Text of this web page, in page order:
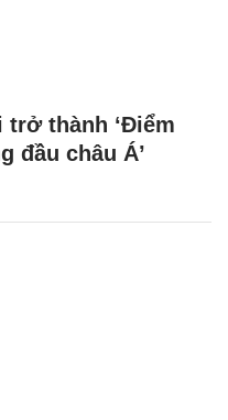
trở thành ‘Điểm
đầu châu Á’